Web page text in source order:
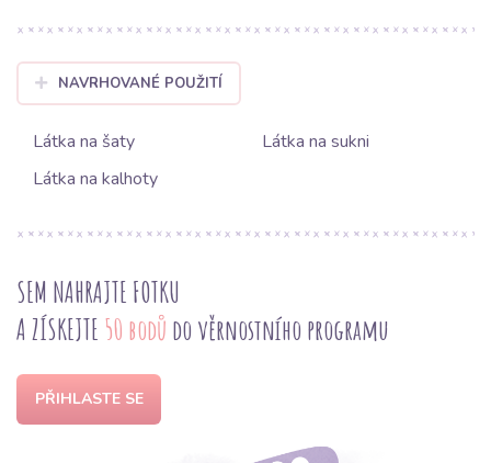
NAVRHOVANÉ POUŽITÍ
Látka na šaty
Látka na sukni
Látka na kalhoty
SEM NAHRAJTE FOTKU
A ZÍSKEJTE 50 bodů do věrnostního programu
PŘIHLASTE SE